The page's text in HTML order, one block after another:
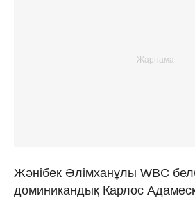
Жәнібек Әлімханұлы WBC
доминикандық Карлос